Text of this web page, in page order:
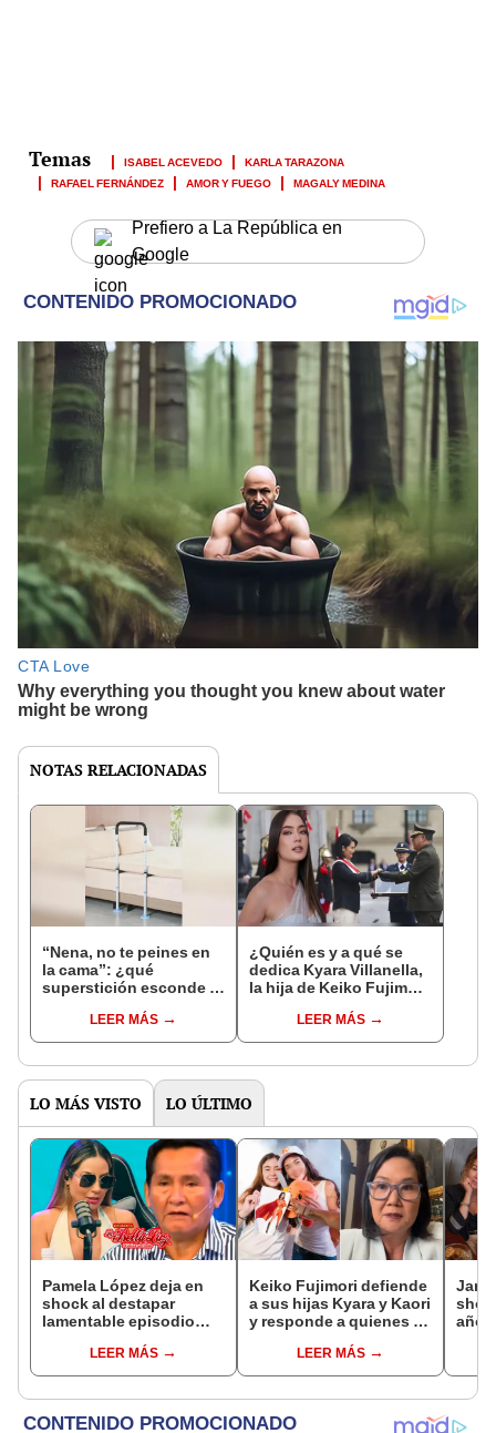
ISABEL ACEVEDO
KARLA TARAZONA
RAFAEL FERNÁNDEZ
AMOR Y FUEGO MAGALY MEDINA
Prefiero a La República en
Google
NOTAS RELACIONADAS
“Nena, no te peines en
la cama”: ¿qué
superstición esconde la
Enanitos Verdes?
LEER MÁS
¿Quién es y a qué se
dedica Kyara Villanella,
la hija de Keiko Fujimori
nivel nacional?
LEER MÁS
LO MÁS VISTO LO ÚLTIMO
Pamela López deja en
shock al destapar
lamentable episodio
de La Bella Luz: "Hasta
el día de hoy ..."
LEER MÁS
Keiko Fujimori defiende
a sus hijas Kyara y Kaori
y responde a quienes la
“No pueden decirme”
LEER MÁS
años